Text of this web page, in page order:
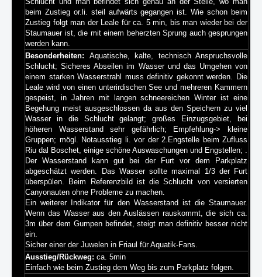
beim Zustieg or.li. steil aufwärts gegangen ist. Wie schon beim
Zustieg folgt man der Leale für ca. 5 min, bis man wieder bei der
Staumauer ist, die mit einem beherzten Sprung auch gesprungen
werden kann.
Besonderheiten: Aquatische, kalte, technisch Anspruchsvolle
Schlucht; Sicheres Abseilen im Wasser und das Umgehen von
einem starken Wasserstrahl muss definitiv gekonnt werden. Die
Leale wird von einen unterirdischen See und mehreren Kammern
gespeist, in Jahren mit langen schneereichen Winter ist eine
Begehung meist ausgeschlossen da aus den Speichern zu viel
Wasser in die Schlucht gelangt; großes Einzugsgebiet, bei
höheren Wasserstand sehr gefährlich; Empfehlung-> kleine
Gruppen; mögl. Notausstieg li. vor der 2.Engstelle beim Zufluss
Riu dal Boschet, einige schöne Auswaschungen und Engstellen; .
Der Wasserstand kann gut bei der Furt vor dem Parkplatz
abgeschätzt werden. Das Wasser sollte maximal 1/3 der Furt
überspülen. Beim Referenzbild ist die Schlucht von versierten
Canyonauten ohne Probleme zu machen.
Ein weiterer Indikator für den Wasserstand ist die Staumauer.
Wenn das Wasser aus den Auslässen rauskommt, die sich ca.
3m über dem Gumpen befindet, steigt man definitiv besser nicht
ein.
Sicher einer der Juwelen in Friaul für Aquatik-Fans.
Ausstieg/Rückweg: ca. 5min
Einfach wie beim Zustieg dem Weg bis zum Parkplatz folgen.